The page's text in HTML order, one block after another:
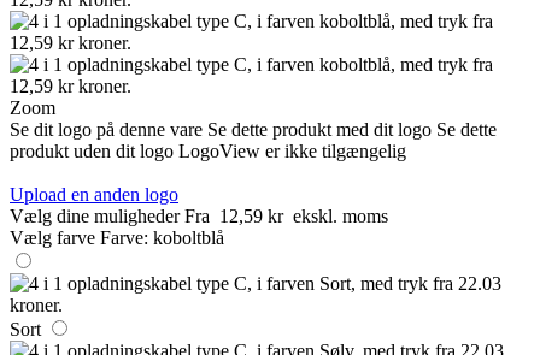
Zoom
Se dit logo på denne vare Se dette produkt med dit logo Se dette
produkt uden dit logo LogoView er ikke tilgængelig
Upload en anden logo
Vælg dine muligheder Fra 12,59 kr ekskl. moms
Vælg farve Farve: koboltblå
Sort